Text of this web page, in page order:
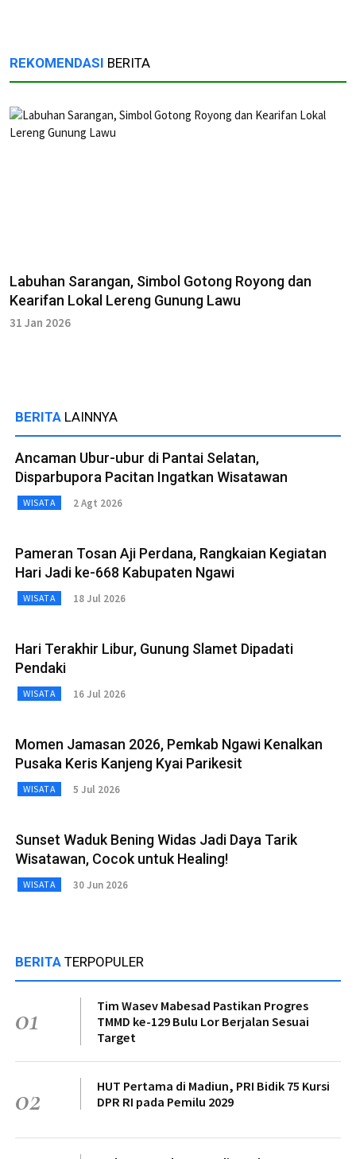
REKOMENDASI BERITA
Labuhan Sarangan, Simbol Gotong Royong dan
Kearifan Lokal Lereng Gunung Lawu
31 Jan 2026
BERITA LAINNYA
Ancaman Ubur-ubur di Pantai Selatan,
Disparbupora Pacitan Ingatkan Wisatawan
WISATA 2 Agt 2026
Pameran Tosan Aji Perdana, Rangkaian Kegiatan
Hari Jadi ke-668 Kabupaten Ngawi
WISATA 18 Jul 2026
Hari Terakhir Libur, Gunung Slamet Dipadati
Pendaki
WISATA 16 Jul 2026
Momen Jamasan 2026, Pemkab Ngawi Kenalkan
Pusaka Keris Kanjeng Kyai Parikesit
WISATA 5 Jul 2026
Sunset Waduk Bening Widas Jadi Daya Tarik
Wisatawan, Cocok untuk Healing!
WISATA 30 Jun 2026
BERITA TERPOPULER
01
Tim Wasev Mabesad Pastikan Progres
TMMD ke-129 Bulu Lor Berjalan Sesuai
Target
02
HUT Pertama di Madiun, PRI Bidik 75 Kursi
DPR RI pada Pemilu 2029